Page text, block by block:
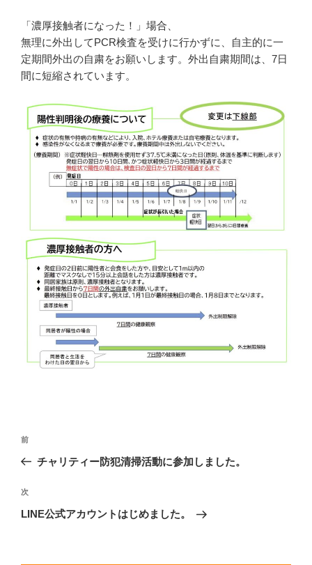
「濃厚接触者になった！」場合、
無理に外出してPCR検査を受けに行かずに、自主的に一
定期間外出の自粛をお願いします。外出自粛期間は、7日
間に短縮されています。
投
ビ
ゲ
前
の
稿
前
チャリティー防犯清掃活動に参加しました。
次
の
次
LINE公式アカウントはじめました。